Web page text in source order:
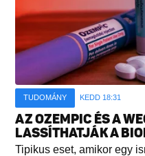
TUDOMÁNY KEDD 18:31
AZ OZEMPIC ÉS A
LASSÍTHATJÁK A
Tipikus eset, amikor egy